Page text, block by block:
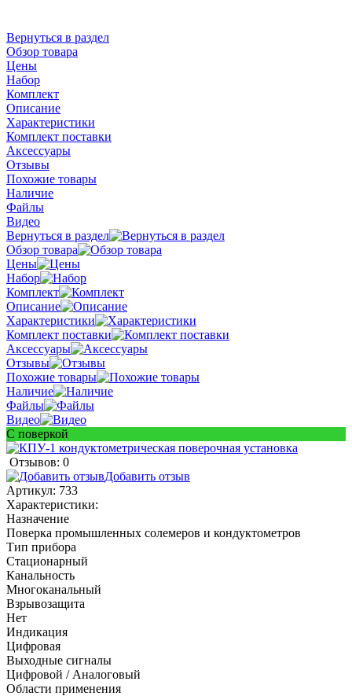
Вернуться в раздел
Обзор товара
Цены
Набор
Комплект
Описание
Характеристики
Комплект поставки
Аксессуары
Отзывы
Похожие товары
Наличие
Файлы
Видео
Вернуться в раздел
Обзор товара
Цены
Набор
Комплект
Описание
Характеристики
Комплект поставки
Аксессуары
Отзывы
Похожие товары
Наличие
Файлы
Видео
С поверкой
Отзывов: 0
Добавить отзыв
Артикул: 733
Характеристики:
Назначение
Поверка промышленных солемеров и кондуктометров
Тип прибора
Стационарный
Канальность
Многоканальный
Взрывозащита
Нет
Индикация
Цифровая
Выходные сигналы
Цифровой / Аналоговый
Области применения